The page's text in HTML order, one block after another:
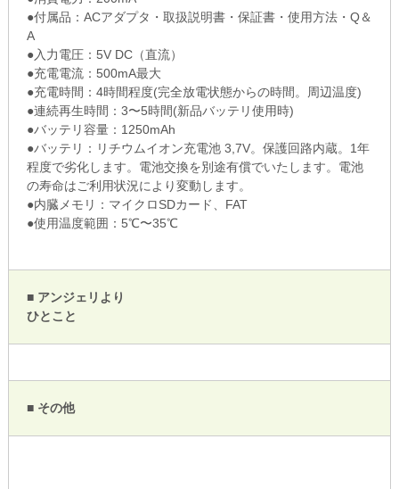
●付属品：ACアダプタ・取扱説明書・保証書・使用方法・Q＆
A
●入力電圧：5V DC（直流）
●充電電流：500mA最大
●充電時間：4時間程度(完全放電状態からの時間。周辺温度)
●連続再生時間：3〜5時間(新品バッテリ使用時)
●バッテリ容量：1250mAh
●バッテリ：リチウムイオン充電池 3,7V。保護回路内蔵。1年
程度で劣化します。電池交換を別途有償でいたします。電池
の寿命はご利用状況により変動します。
●内臓メモリ：マイクロSDカード、FAT
●使用温度範囲：5℃〜35℃
■ アンジェリより
ひとこと
■ その他